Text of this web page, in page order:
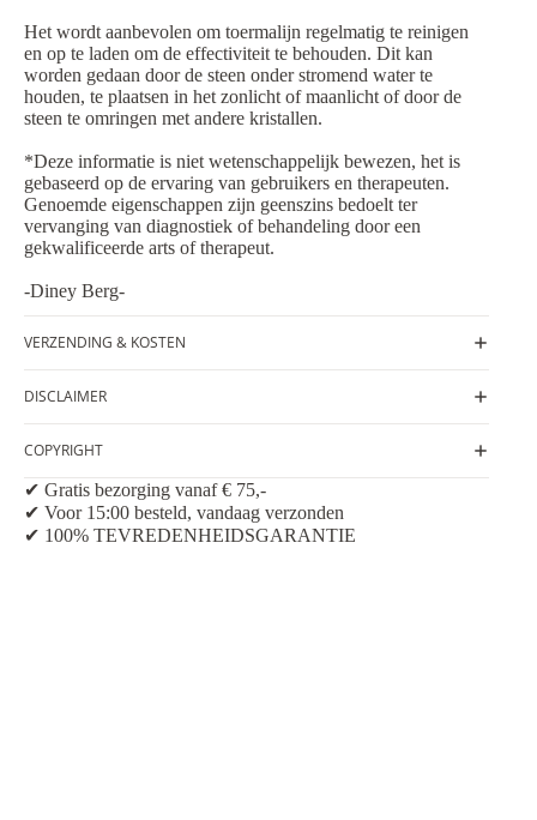
Het wordt aanbevolen om toermalijn regelmatig te reinigen
en op te laden om de effectiviteit te behouden. Dit kan
worden gedaan door de steen onder stromend water te
houden, te plaatsen in het zonlicht of maanlicht of door de
steen te omringen met andere kristallen.
*Deze informatie is niet wetenschappelijk bewezen, het is
gebaseerd op de ervaring van gebruikers en therapeuten.
Genoemde eigenschappen zijn geenszins bedoelt ter
vervanging van diagnostiek of behandeling door een
gekwalificeerde arts of therapeut.
-Diney Berg-
VERZENDING & KOSTEN
DISCLAIMER
COPYRIGHT
✔ Gratis bezorging vanaf € 75,-
✔ Voor 15:00 besteld, vandaag verzonden
✔ 100% TEVREDENHEIDSGARANTIE